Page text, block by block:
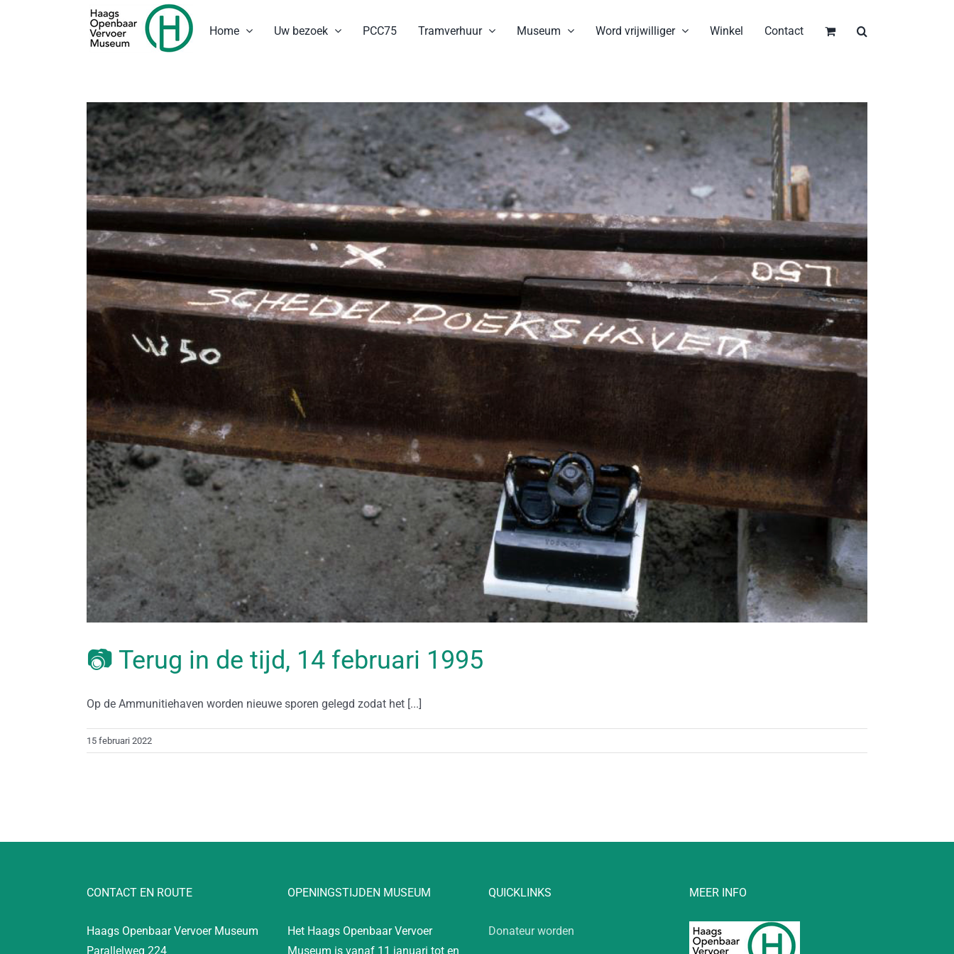
Home Uw bezoek PCC75 Tramverhuur Museum Word vrijwilliger Winkel Contact
📷 Terug in de tijd, 14 februari 1995
Op de Ammunitiehaven worden nieuwe sporen gelegd zodat het [...]
15 februari 2022
CONTACT EN ROUTE
Haags Openbaar Vervoer Museum
Parallelweg 224
OPENINGSTIJDEN MUSEUM
Het Haags Openbaar Vervoer
Museum is vanaf 11 januari tot en
QUICKLINKS
Donateur worden
MEER INFO